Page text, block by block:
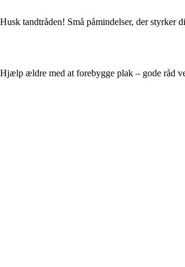
Husk tandtråden! Små påmindelser, der styrker
Hjælp ældre med at forebygge plak – gode råd